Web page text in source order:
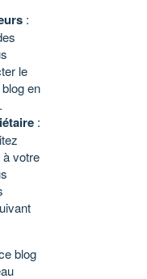
:
le
en
.
:
à votre
blog